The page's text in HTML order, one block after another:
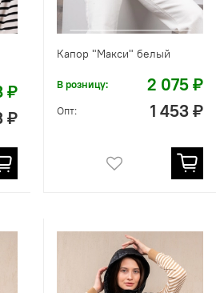
₽
₽
Капор "Макси" белый
В розницу: 2 075 ₽
Опт: 1 453 ₽